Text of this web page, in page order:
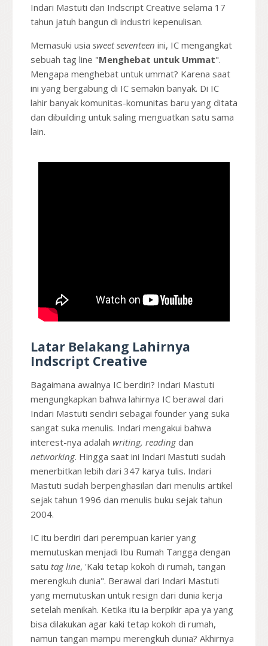
Indari Mastuti dan Indscript Creative selama 17
tahun jatuh bangun di industri kepenulisan.
Memasuki usia sweet seventeen ini, IC mengangkat
sebuah tag line "Menghebat untuk Ummat".
Mengapa menghebat untuk ummat? Karena saat
ini yang bergabung di IC semakin banyak. Di IC
lahir banyak komunitas-komunitas baru yang ditata
dan dibuilding untuk saling menguatkan satu sama
lain.
Latar Belakang Lahirnya
Indscript Creative
Bagaimana awalnya IC berdiri? Indari Mastuti
mengungkapkan bahwa lahirnya IC berawal dari
Indari Mastuti sendiri sebagai founder yang suka
sangat suka menulis. Indari mengakui bahwa
interest-nya adalah writing, readingdan
networking. Hingga saat ini Indari Mastuti sudah
menerbitkan lebih dari 347 karya tulis. Indari
Mastuti sudah berpenghasilan dari menulis artikel
sejak tahun 1996 dan menulis buku sejak tahun
2004.
IC itu berdiri dari perempuan karier yang
memutuskan menjadi Ibu Rumah Tangga dengan
satu tag line, 'Kaki tetap kokoh di rumah, tangan
merengkuh dunia". Berawal dari Indari Mastuti
yang memutuskan untuk resign dari dunia kerja
setelah menikah. Ketika itu ia berpikir apa ya yang
bisa dilakukan agar kaki tetap kokoh di rumah,
namun tangan mampu merengkuh dunia? Akhirnya